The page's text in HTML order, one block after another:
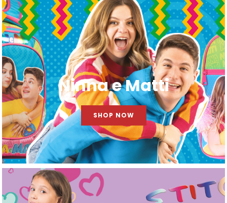
Ninna e Matti
SHOP NOW